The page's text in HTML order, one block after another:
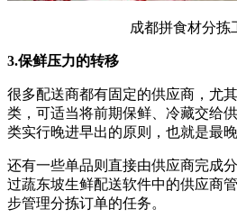
成都拼食材分拣
3.保鲜压力的转移
很多配送商都有固定的供应商，尤
类，可适当将前期保鲜、冷藏交给
类实行晚进早出的原则，也就是最
还有一些单品则直接由供应商完成
过蔬东坡生鲜配送软件中的供应商
步管理分拣订单的任务。